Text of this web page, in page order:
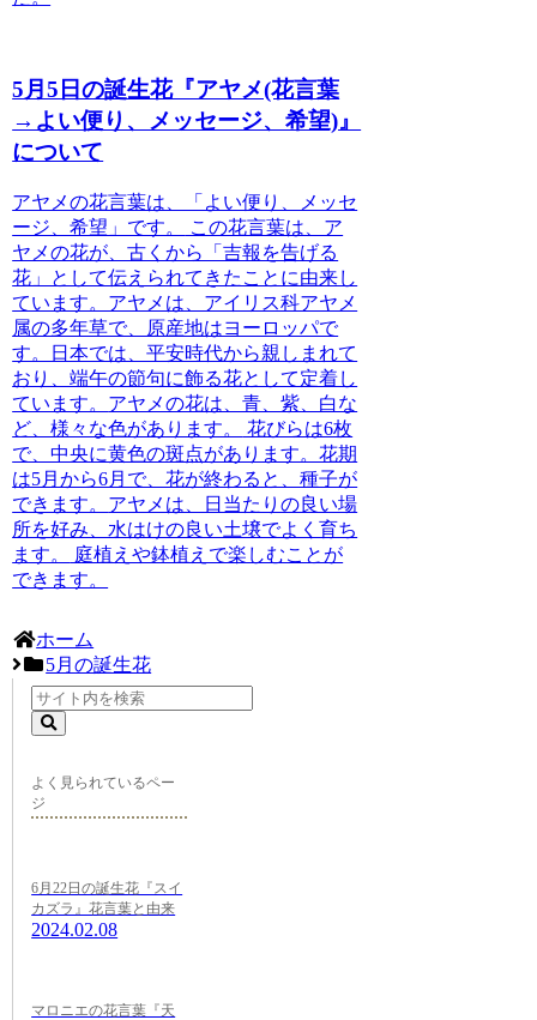
5月5日の誕生花『アヤメ(花言葉
→よい便り、メッセージ、希望)』
について
アヤメの花言葉は、「よい便り、メッセ
ージ、希望」です。
この花言葉は、ア
ヤメの花が、古くから「吉報を告げる
花」として伝えられてきたことに由来し
ています。アヤメは、アイリス科アヤメ
属の多年草で、原産地はヨーロッパで
す。日本では、平安時代から親しまれて
おり、端午の節句に飾る花として定着し
ています。 アヤメの花は、青、紫、白な
ど、様々な色があります。
花びらは6枚
で、中央に黄色の斑点があります。花期
は5月から6月で、花が終わると、種子が
できます。 アヤメは、日当たりの良い場
所を好み、水はけの良い土壌でよく育ち
ます。
庭植えや鉢植えで楽しむことが
できます。
ホーム
5月の誕生花
よく見られているペー
ジ
6月22日の誕生花『スイ
カズラ』花言葉と由来
2024.02.08
マロニエの花言葉『天